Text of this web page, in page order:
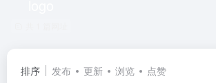
排序 发布 更新 浏览 点赞